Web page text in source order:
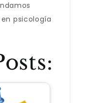
psicología